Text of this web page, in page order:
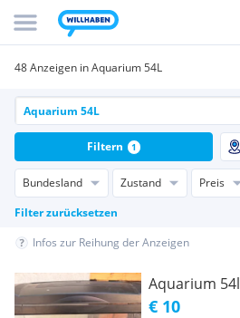
48 Anzeigen in Aquarium 54L
Bundesland Zustand Preis
Filter zurücksetzen
Filtern 1
Infos zur Reihung der Anzeigen
Aquarium 54l
€ 10